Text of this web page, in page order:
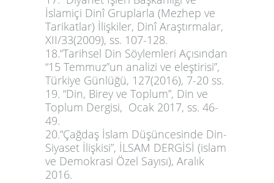
İslamiçi Dinî Gruplarla (Mezhep ve
Tarikatlar) İlişkiler, Dinî Araştırmalar,
XII/33(2009), ss. 107-128.
18.“Tarihsel Din Söylemleri Açısından
“15 Temmuz”un analizi ve eleştirisi”,
Türkiye Günlüğü, 127(2016), 7-20 ss.
19. “Din, Birey ve Toplum”, Din ve
Toplum Dergisi, Ocak 2017, ss. 46-
49.
20.“Çağdaş İslam Düşüncesinde Din-
Siyaset İlişkisi”, İLSAM DERGİSİ (islam
ve Demokrasi Özel Sayısı), Aralık
2016.